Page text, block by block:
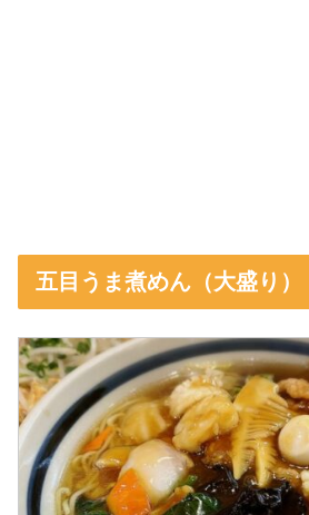
五目うま煮めん（大盛り）